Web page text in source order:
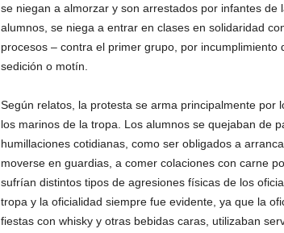
se niegan a almorzar y son arrestados por infantes de
alumnos, se niega a entrar en clases en solidaridad
procesos – contra el primer grupo, por
sedición o motín.
Según relatos, la protesta se arma principalmente por
los marinos de la tropa. Los alumnos se quejaban de
humillaciones cotidianas, como ser obligados a
moverse en guardias, a comer colaciones con carne
sufrían distintos tipos de agresiones físicas de los
tropa y la oficialidad siempre fue evidente, ya que la
fiestas con whisky y otras bebidas caras, utilizaban